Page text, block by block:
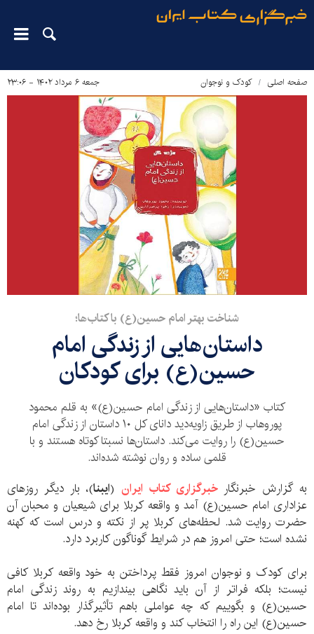
صفحه اصلی کودک و نوجوان جمعه ۶ مرداد ۱۴۰۲ - ۲۳:۰۶
شناخت بهتر امام حسین(ع) با کتاب‌ها؛
داستان‌هایی از زندگی امام
حسین(ع) برای کودکان
کتاب «داستان‌هایی از زندگی امام حسین(ع)» به قلم محمود
پوروهاب از طریق زاویه‌دید دانای کل ۱۰ داستان از زندگی امام
حسین(ع) را روایت می‌کند. داستان‌ها نسبتا کوتاه هستند و با
قلمی ساده و روان نوشته شده‌اند.
به گزارش خبرنگارخبرگزاری کتاب ایران(ایبنا)، بار دیگر روزهای
عزاداری امام حسین(ع) آمد و واقعه کربلا برای شیعیان و محبان آن
حضرت روایت شد. لحظه‌های کربلا پر از نکته و درس است که کهنه
نشده است؛ حتی امروز هم در شرایط گوناگون کاربرد دارد.
برای کودک و نوجوان امروز فقط پرداختن به خود واقعه کربلا کافی
نیست؛ بلکه فراتر از آن باید نگاهی بیندازیم به روند زندگی امام
حسین(ع) و بگوییم که چه عواملی باهم تأثیرگذار بوده‌اند تا امام
حسین(ع) این راه را انتخاب کند و واقعه کربلا رخ دهد.